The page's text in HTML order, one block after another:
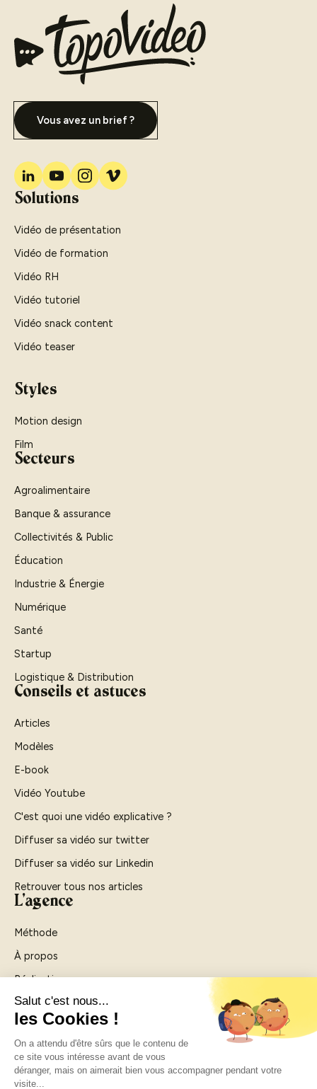
Vous avez un brief ?
Solutions
Vidéo de présentation
Vidéo de formation
Vidéo RH
Vidéo tutoriel
Vidéo snack content
Vidéo teaser
Styles
Motion design
Film
Secteurs
Agroalimentaire
Banque & assurance
Collectivités & Public
Éducation
Industrie & Énergie
Numérique
Santé
Startup
Logistique & Distribution
Conseils et astuces
Articles
Modèles
E-book
Vidéo Youtube
C'est quoi une vidéo explicative ?
Diffuser sa vidéo sur twitter
Diffuser sa vidéo sur Linkedin
Retrouver tous nos articles
L'agence
Méthode
À propos
Réalisations
Agence vidéo Rouen
Agence vidéo Paris
Contactez-nous